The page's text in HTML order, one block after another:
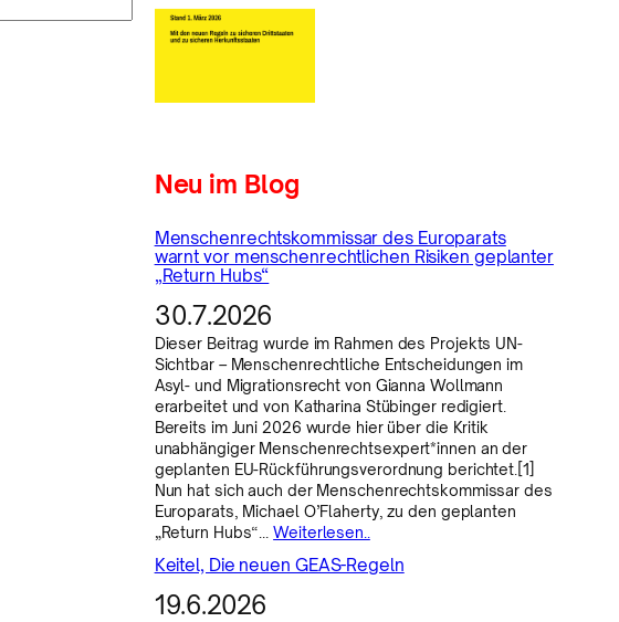
Neu im Blog
Menschenrechtskommissar des Europarats
warnt vor menschenrechtlichen Risiken geplanter
„Return Hubs“
30.7.2026
Dieser Beitrag wurde im Rahmen des Projekts UN-
Sichtbar – Menschenrechtliche Entscheidungen im
Asyl- und Migrationsrecht von Gianna Wollmann
erarbeitet und von Katharina Stübinger redigiert.
Bereits im Juni 2026 wurde hier über die Kritik
unabhängiger Menschenrechtsexpert*innen an der
geplanten EU-Rückführungsverordnung berichtet.[1]
Nun hat sich auch der Menschenrechtskommissar des
Europarats, Michael O’Flaherty, zu den geplanten
„Return Hubs“…Weiterlesen..
Keitel, Die neuen GEAS-Regeln
19.6.2026